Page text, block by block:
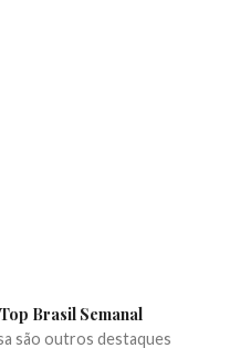
Brasil Semanal
são outros destaques